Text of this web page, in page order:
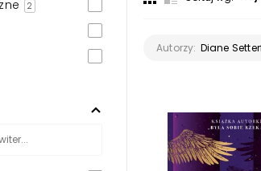
2
Autorzy: Diane